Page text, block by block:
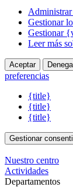
Gestionar
Gestionar
Leer más
Aceptar
preferencias
{title}
{title}
{title}
Gestionar
Nuestro centro
Actividades
Departamentos